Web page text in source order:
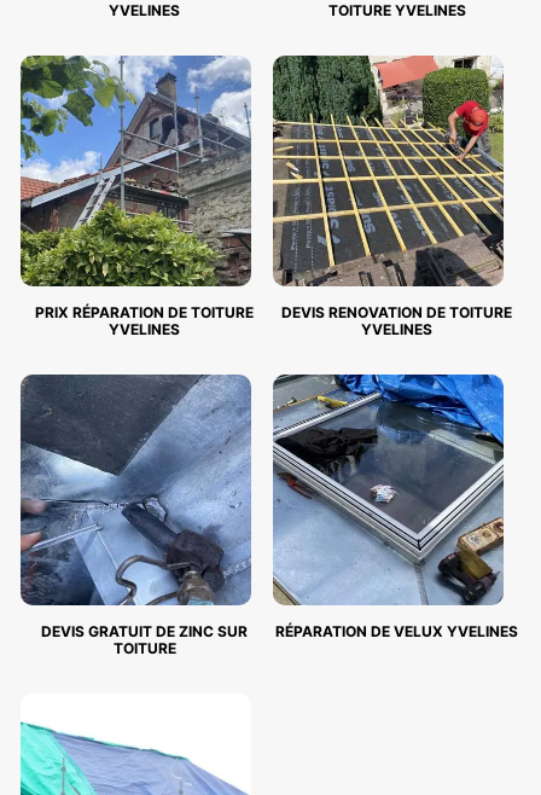
YVELINES
TOITURE YVELINES
PRIX RÉPARATION DE TOITURE
YVELINES
DEVIS RENOVATION DE TOITURE
YVELINES
DEVIS GRATUIT DE ZINC SUR
TOITURE
RÉPARATION DE VELUX YVELINES